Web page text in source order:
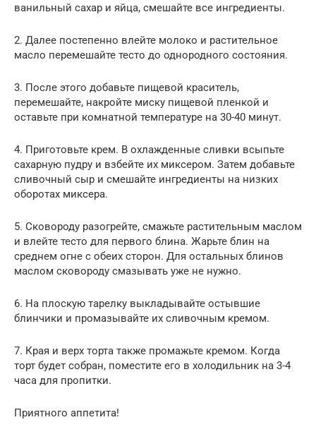
ванильный сахар и яйца, смешайте все ингредиенты.
2. Далее постепенно влейте молоко и растительное
масло перемешайте тесто до однородного состояния.
3. После этого добавьте пищевой краситель,
перемешайте, накройте миску пищевой пленкой и
оставьте при комнатной температуре на 30-40 минут.
4. Приготовьте крем. В охлажденные сливки всыпьте
сахарную пудру и взбейте их миксером. Затем добавьте
сливочный сыр и смешайте ингредиенты на низких
оборотах миксера.
5. Сковороду разогрейте, смажьте растительным маслом
и влейте тесто для первого блина. Жарьте блин на
среднем огне с обеих сторон. Для остальных блинов
маслом сковороду смазывать уже не нужно.
6. На плоскую тарелку выкладывайте остывшие
блинчики и промазывайте их сливочным кремом.
7. Края и верх торта также промажьте кремом. Когда
торт будет собран, поместите его в холодильник на 3-4
часа для пропитки.
Приятного аппетита!